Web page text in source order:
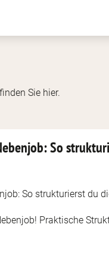
finden Sie hier.
So
Praktische